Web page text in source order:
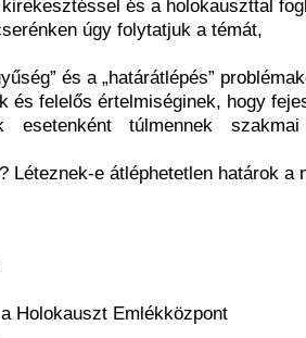
és a holokauszttal
úgy folytatjuk a témát,
és a „határátlépés”
és felelős értelmiséginek, hogy
esetenként túlmennek szakmai
Léteznek-e átléphetetlen határok a
Holokauszt Emlékközpont